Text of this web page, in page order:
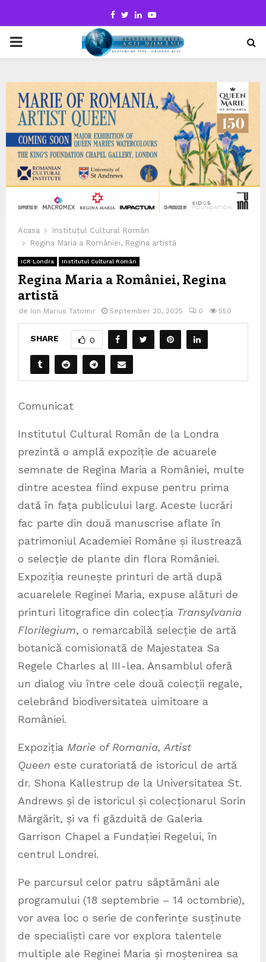
Facebook
TwitterLinkedinYoutube
PRIMARY
Acasa
Institutul Cultural Român
Regina Maria a României, Regina artistă
ICR Londra Institutul Cultural Român
Regina Maria a României, Regina
artistă
de Ion Marius Tatomir September 20, 2025 0 550
SHARE 0
Comunicat
Institutul Cultural Român de la Londra
prezintă o amplă expoziție de acuarele
semnate de Regina Maria a României, multe
dintre acestea fiind expuse pentru prima
dată în fața publicului larg. Aceste lucrări
fac parte din două manuscrise aflate în
patrimoniul Academiei Române și ilustrează
o selecție de plante din flora României.
Expoziția reunește printuri de artă după
acuarelele Reginei Maria, expuse alături de
printuri litografice din colecția Transylvania
Florilegium, o remarcabilă selecție de artă
botanică comisionată de Majestatea Sa
Regele Charles al III-lea. Ansamblul oferă
un dialog viu între cele două colecții regale,
celebrând biodiversitatea uimitoare a
României.
Expoziția Marie of Romania, Artist
Queen este curatoriată de istoricul de artă
dr. Shona Kallestrup de la Universitatea St.
Andrews și de istoricul și colecționarul Sorin
Mărgărit, și va fi găzduită de Galeria
Garrison Chapel a Fundației Regelui, în
centrul Londrei.
Pe parcursul celor patru săptămâni ale
programului (18 septembrie – 14 octombrie),
vor avea loc o serie de conferințe susținute
de specialiști care vor explora talentele
multiple ale Reginei Maria și moștenirea sa